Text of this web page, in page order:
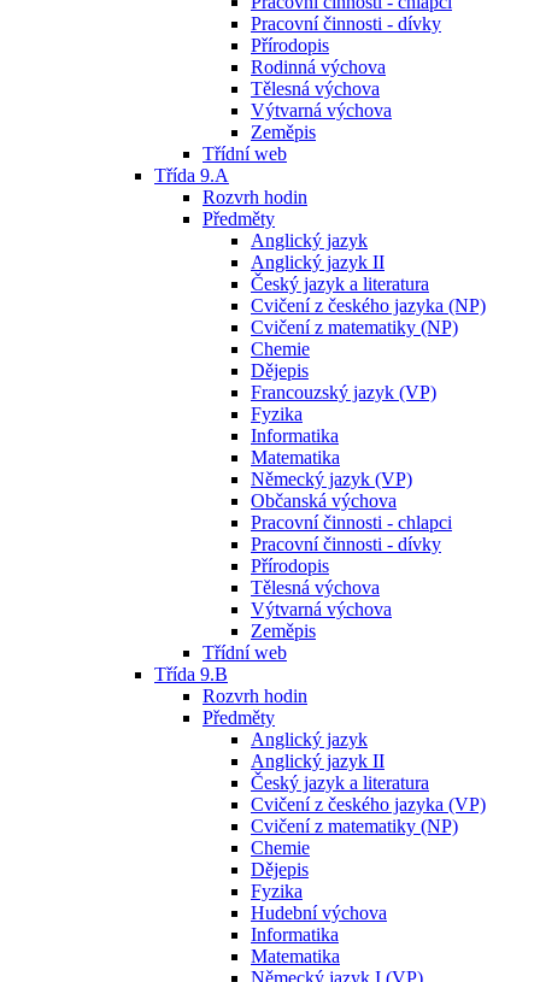
Pracovní činnosti - dívky
Přírodopis
Rodinná výchova
Tělesná výchova
Výtvarná výchova
Zeměpis
Třídní web
Třída 9.A
Rozvrh hodin
Předměty
Anglický jazyk
Anglický jazyk II
Český jazyk a literatura
Cvičení z českého jazyka (NP)
Cvičení z matematiky (NP)
Chemie
Dějepis
Francouzský jazyk (VP)
Fyzika
Informatika
Matematika
Německý jazyk (VP)
Občanská výchova
Pracovní činnosti - chlapci
Pracovní činnosti - dívky
Přírodopis
Tělesná výchova
Výtvarná výchova
Zeměpis
Třídní web
Třída 9.B
Rozvrh hodin
Předměty
Anglický jazyk
Anglický jazyk II
Český jazyk a literatura
Cvičení z českého jazyka (VP)
Cvičení z matematiky (NP)
Chemie
Dějepis
Fyzika
Hudební výchova
Informatika
Matematika
Německý jazyk I (VP)